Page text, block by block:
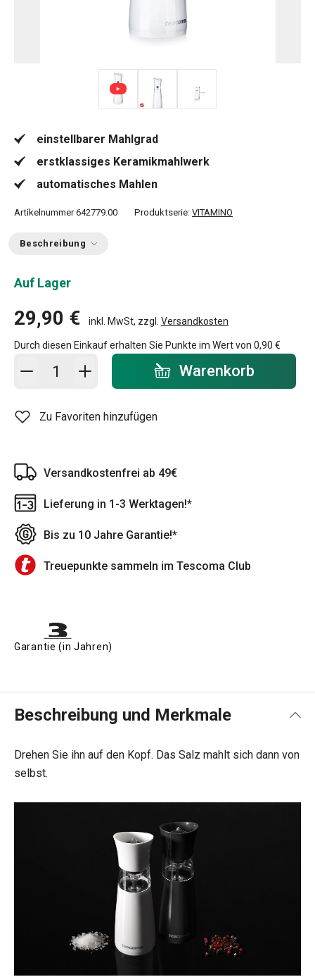
einstellbarer Mahlgrad
erstklassiges Keramikmahlwerk
automatisches Mahlen
Artikelnummer 642779.00 Produktserie: VITAMINO
Beschreibung
Auf Lager
29,90 € inkl. MwSt, zzgl. Versandkosten
Durch diesen Einkauf erhalten Sie Punkte im Wert von 0,90 €
In den Warenkorb - Menge Warenkorb
Zu Favoriten hinzufügen
Versandkostenfrei ab 49€
Lieferung in 1-3 Werktagen!*
Bis zu 10 Jahre Garantie!*
Treuepunkte sammeln im Tescoma Club
Garantie (in Jahren)
Beschreibung und Merkmale
Drehen Sie ihn auf den Kopf. Das Salz mahlt sich dann von
selbst.